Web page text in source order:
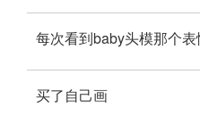
每次看到baby头模那个
买了自己画